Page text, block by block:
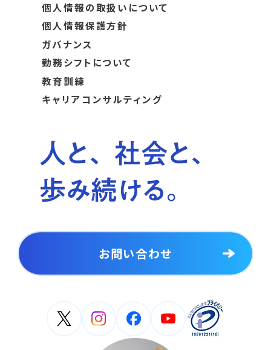
個人情報の取扱いについて
個人情報保護方針
ガバナンス
勤務シフトについて
教育訓練
キャリアコンサルティング
お問い合わせ